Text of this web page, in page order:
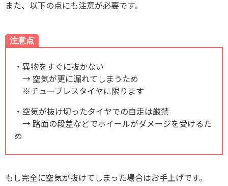
また、以下の点にも注意が必要です。
注意点
・異物をすぐに抜かない
→ 空気が更に漏れてしまうため
※チューブレスタイヤに限ります
・空気が抜け切ったタイヤでの自走は厳禁
→ 路面の段差などでホイールがダメージを受けるた
め
もし完全に空気が抜けてしまった場合はお手上げです。